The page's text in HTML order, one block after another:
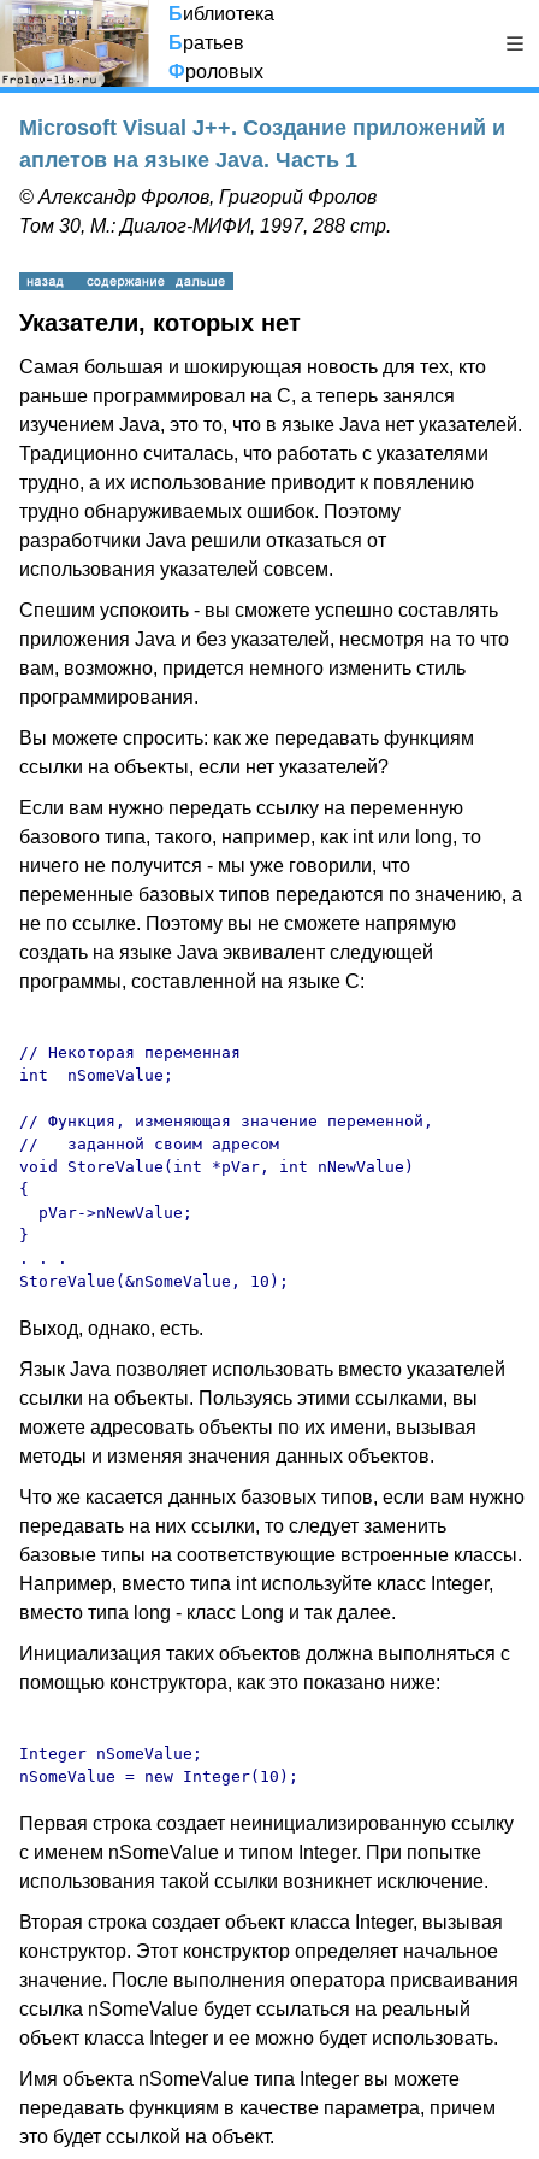
Библиотека
Братьев
Фроловых
Microsoft Visual J++. Создание приложений и
аплетов на языке Java. Часть 1
© Александр Фролов, Григорий Фролов
Том 30, М.: Диалог-МИФИ, 1997, 288 стр.
Указатели, которых нет
Самая большая и шокирующая новость для тех, кто
раньше программировал на С, а теперь занялся
изучением Java, это то, что в языке Java нет указателей.
Традиционно считалась, что работать с указателями
трудно, а их использование приводит к повялению
трудно обнаруживаемых ошибок. Поэтому
разработчики Java решили отказаться от
использования указателей совсем.
Спешим успокоить - вы сможете успешно составлять
приложения Java и без указателей, несмотря на то что
вам, возможно, придется немного изменить стиль
программирования.
Вы можете спросить: как же передавать функциям
ссылки на объекты, если нет указателей?
Если вам нужно передать ссылку на переменную
базового типа, такого, например, как int или long, то
ничего не получится - мы уже говорили, что
переменные базовых типов передаются по значению, а
не по ссылке. Поэтому вы не сможете напрямую
создать на языке Java эквивалент следующей
программы, составленной на языке С:
// Некоторая переменная
int  nSomeValue;
// Функция, изменяющая значение переменной,
//   заданной своим адресом
void StoreValue(int *pVar, int nNewValue)
{
  pVar->nNewValue;
}
. . .
Выход, однако, есть.
Язык Java позволяет использовать вместо указателей
ссылки на объекты. Пользуясь этими ссылками, вы
можете адресовать объекты по их имени, вызывая
методы и изменяя значения данных объектов.
Что же касается данных базовых типов, если вам нужно
передавать на них ссылки, то следует заменить
базовые типы на соответствующие встроенные классы.
Например, вместо типа int используйте класс Integer,
вместо типа long - класс Long и так далее.
Инициализация таких объектов должна выполняться с
помощью конструктора, как это показано ниже:
Integer nSomeValue;
Первая строка создает неинициализированную ссылку
с именем nSomeValue и типом Integer. При попытке
использования такой ссылки возникнет исключение.
Вторая строка создает объект класса Integer, вызывая
конструктор. Этот конструктор определяет начальное
значение. После выполнения оператора присваивания
ссылка nSomeValue будет ссылаться на реальный
объект класса Integer и ее можно будет использовать.
Имя объекта nSomeValue типа Integer вы можете
передавать функциям в качестве параметра, причем
это будет ссылкой на объект.